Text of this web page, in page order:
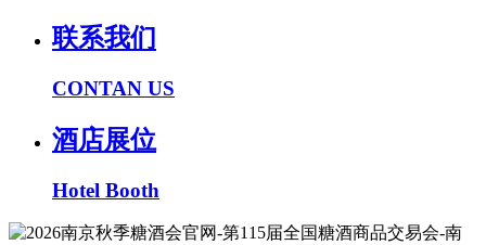
联系我们
CONTAN US
酒店展位
Hotel Booth